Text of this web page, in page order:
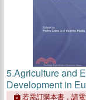
5.Agriculture and
Development in
Since 1870
若需訂購本書，請